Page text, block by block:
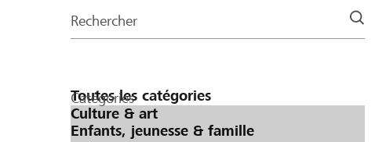
la
Rechercher
Catégories